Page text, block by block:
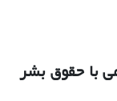
با حقوق بشر